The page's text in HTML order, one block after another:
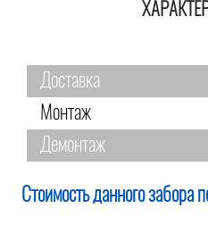
Доставка
Монтаж
Демонтаж
Стоимость данного забора